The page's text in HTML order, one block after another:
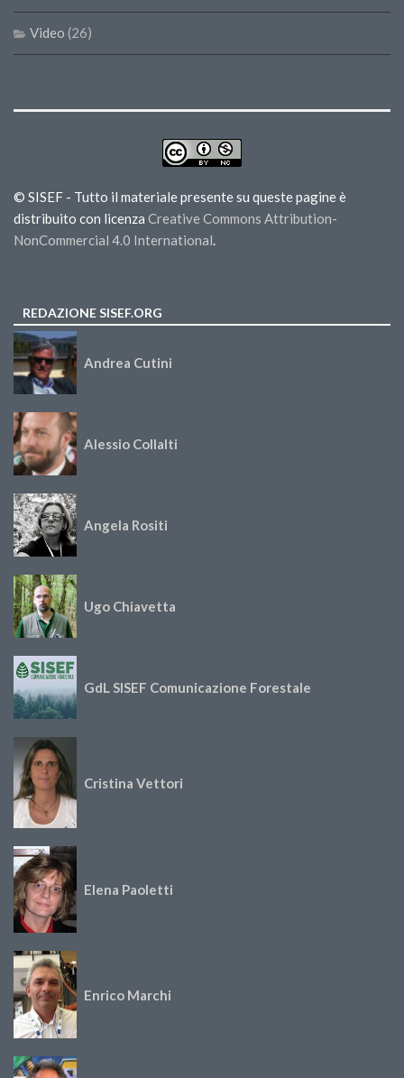
Video (26)
© SISEF - Tutto il materiale presente su queste pagine è
distribuito con licenza Creative Commons Attribution-
NonCommercial 4.0 International.
REDAZIONE SISEF.ORG
Andrea Cutini
Alessio Collalti
Angela Rositi
Ugo Chiavetta
GdL SISEF Comunicazione Forestale
Cristina Vettori
Elena Paoletti
Enrico Marchi